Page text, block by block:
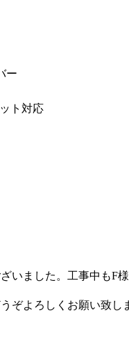
ー
ト対応
いました。工事中もF
ぞよろしくお願い致し